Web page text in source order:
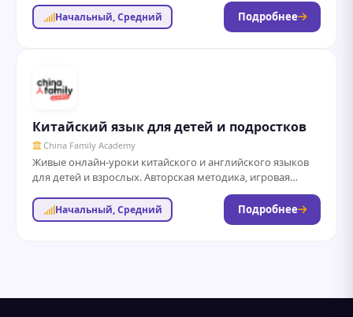
Начальный, Средний Подробнее
Китайский язык для детей и подростков
China Family Academy
Живые онлайн-уроки китайского и английского языков
для детей и взрослых. Авторская методика, игровая
подача, сильные педагоги и носители языка. Ученик...
Начальный, Средний Подробнее